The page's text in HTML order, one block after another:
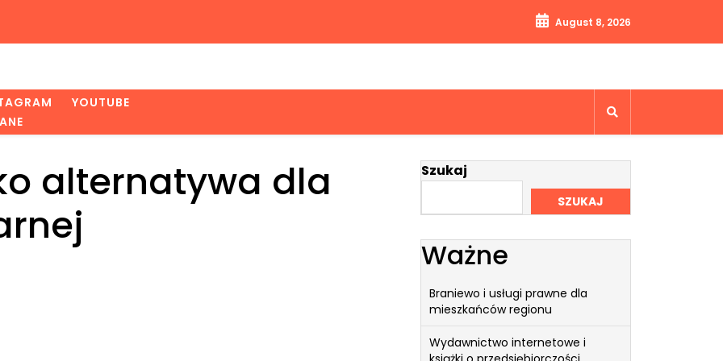
August 8, 2026
YOUTUBE
alternatywa dla
Szukaj
SZUKAJ
Ważne
Braniewo i usługi prawne dla
mieszkańców regionu
Wydawnictwo internetowe i